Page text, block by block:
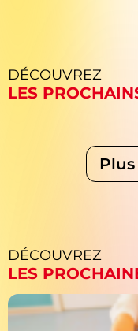
DÉCOUVREZ
LES
DÉCOUVREZ
LES